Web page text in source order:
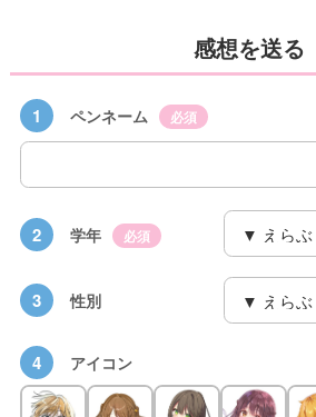
感想を送る
1 ペンネーム 必須
2 学年 必須
3 性別
4 アイコン